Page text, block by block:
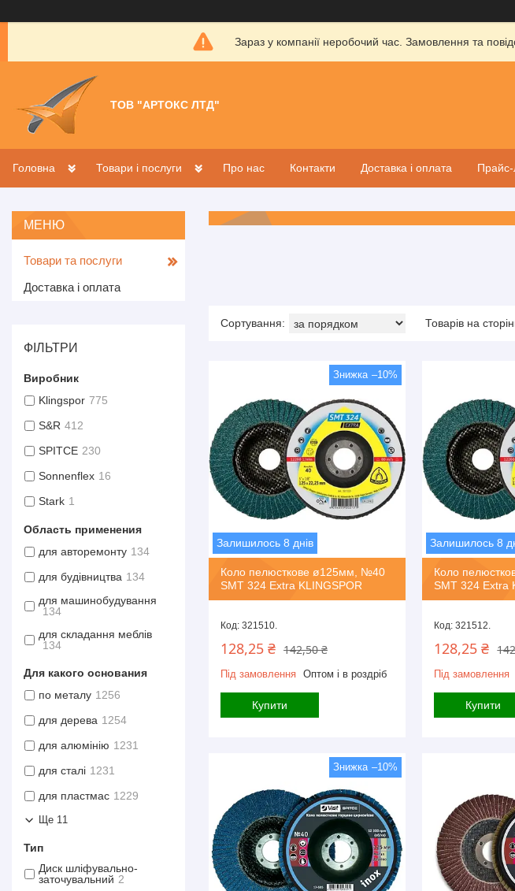
Зараз у компанії неробочий час. Замовлення та
ТОВ "АРТОКС ЛТД"
Головна Товари і послуги Про нас Контакти Доставка і оплата
–10%
Залишилось 8 днів
Коло пелюсткове ø125мм, №40
SMT 324 Extra KLINGSPOR
321510.
142,50 ₴
128,25 ₴
Під замовлення Оптом і в роздріб
Купити
Залишилось 8
Коло
SMT 324 Extra
321512.
128,25 ₴
Під замовлення
Купити
–10%
Товари та послуги
Доставка і оплата
ФІЛЬТРИ
Виробник
Klingspor 775
S&R 412
SPITCE 230
Sonnenflex 16
Stark 1
Область применения
для авторемонту 134
для будівництва 134
для машинобудування
134
для складання меблів
134
Для какого основания
по металу 1256
для дерева 1254
для алюмінію 1231
для сталі 1231
для пластмас 1229
Ще 11
Тип
Диск шліфувально-
заточувальний 2